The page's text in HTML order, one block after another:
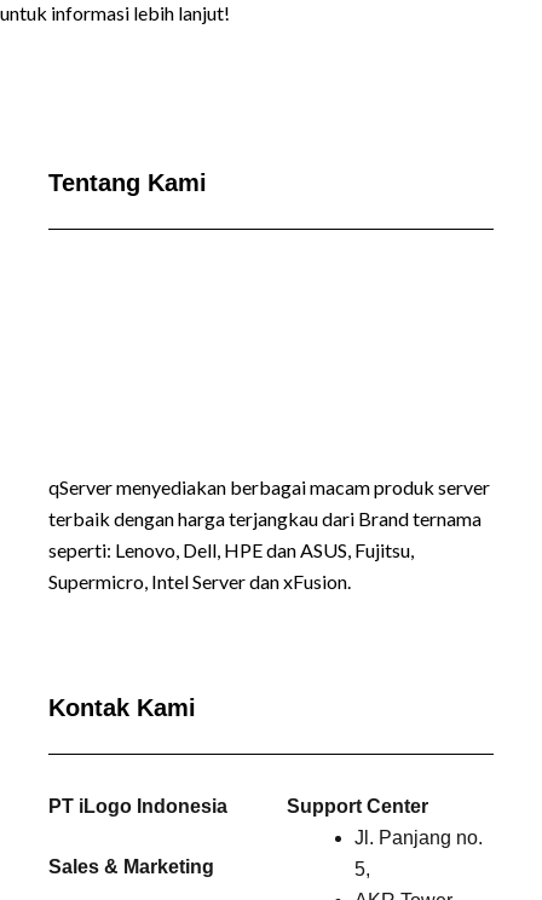
untuk informasi lebih lanjut!
Tentang Kami
qServer menyediakan berbagai macam produk server
terbaik dengan harga terjangkau dari Brand ternama
seperti: Lenovo, Dell, HPE dan ASUS, Fujitsu,
Supermicro, Intel Server dan xFusion.
Kontak Kami
PT iLogo Indonesia
Sales & Marketing
Support Center
Jl. Panjang no.
5,